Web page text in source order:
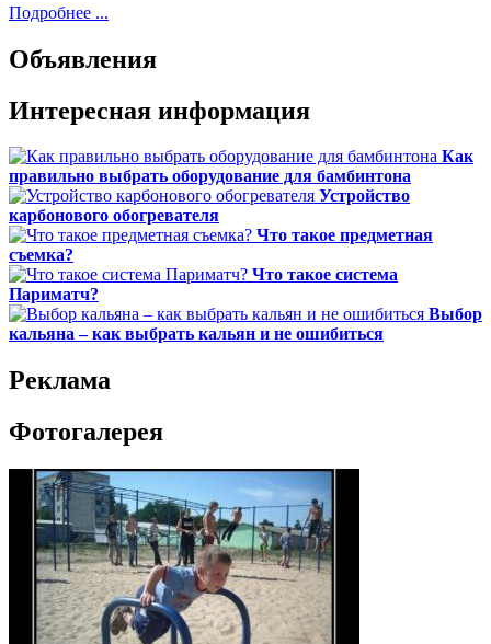
Подробнее ...
Объявления
Интересная информация
Как
правильно выбрать оборудование для бамбинтона
Устройство
карбонового обогревателя
Что такое предметная
съемка?
Что такое система
Париматч?
Выбор
кальяна – как выбрать кальян и не ошибиться
Реклама
Фотогалерея